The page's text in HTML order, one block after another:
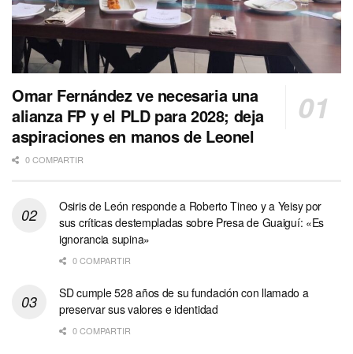
Omar Fernández ve necesaria una
alianza FP y el PLD para 2028; deja
aspiraciones en manos de Leonel
0 COMPARTIR
Osiris de León responde a Roberto Tineo y a Yeisy por
sus críticas destempladas sobre Presa de Guaiguí: «Es
ignorancia supina»
0 COMPARTIR
SD cumple 528 años de su fundación con llamado a
preservar sus valores e identidad
0 COMPARTIR